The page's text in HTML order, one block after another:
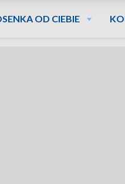
OD CIEBIE